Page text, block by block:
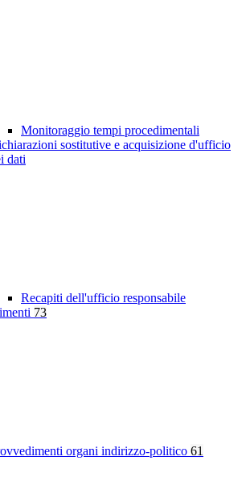
Monitoraggio tempi procedimentali
sostitutive e acquisizione d'ufficio
dati
Recapiti dell'ufficio responsabile
73
organi indirizzo-politico 61